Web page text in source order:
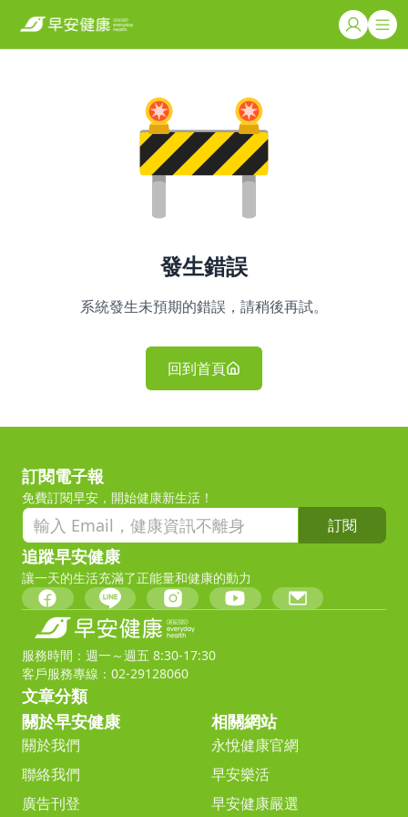
發生錯誤
系統發生未預期的錯誤，請稍後再試。
回到首頁
訂閱電子報
免費訂閱早安，開始健康新生活！
訂閱
追蹤早安健康
讓一天的生活充滿了正能量和健康的動力
服務時間：週一～週五 8:30-17:30
客戶服務專線：02-29128060
文章分類
關於早安健康
關於我們
聯絡我們
廣告刊登
相關網站
永悅健康官網
早安樂活
早安健康嚴選